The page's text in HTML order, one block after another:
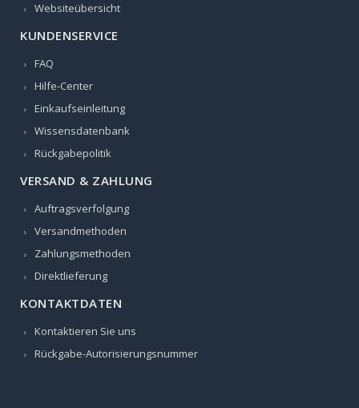
Websiteübersicht
KUNDENSERVICE
FAQ
Hilfe-Center
Einkaufseinleitung
Wissensdatenbank
Rückgabepolitik
VERSAND & ZAHLUNG
Auftragsverfolgung
Versandmethoden
Zahlungsmethoden
Direktlieferung
KONTAKTDATEN
Kontaktieren Sie uns
Rückgabe-Autorisierungsnummer